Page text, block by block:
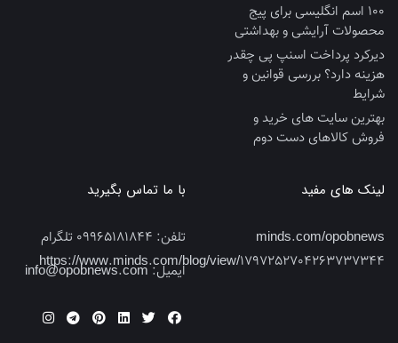
100 اسم انگلیسی برای پیج
محصولات آرایشی و بهداشتی
دیرکرد پرداخت اسنپ پی چقدر
هزینه دارد؟ بررسی قوانین و
شرایط
بهترین سایت‌ های خرید و
فروش کالاهای دست‌ دوم
لینک های مفید
minds.com/opobnews
https://www.minds.com/blog/view/1797252704263737344
با ما تماس بگیرید
تلفن:
ایمیل:info@opobnews.com